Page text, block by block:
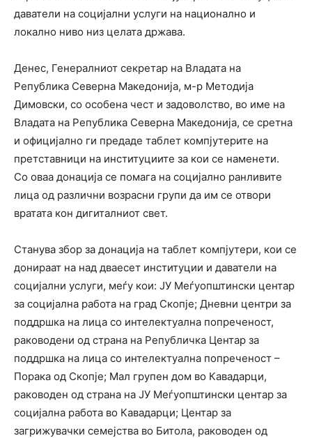
даватели на социјални услуги на национално и
локално ниво низ целата држава.
Денес, Генералниот секретар на Владата на
Република Северна Македонија, м-р Методија
Димовски, со особена чест и задоволство, во име на
Владата на Република Северна Македонија, се сретна
и официјално ги предаде таблет компјутерите на
претставници на институциите за кои се наменети.
Со оваа донација се помага на социјално ранливите
лица од различни возрасни групи да им се отвори
вратата кон дигиталниот свет.
Станува збор за донација на таблет компјутери, кои се
донираат на над дваесет институции и даватели на
социјални услуги, меѓу кои: ЈУ Меѓуопштински центар
за социјална работа на град Скопје; Дневни центри за
поддршка на лица со интелектуална попреченост,
раководени од страна на Републичка Центар за
поддршка на лица со интелектуална попреченост –
Порака од Скопје; Мал групен дом во Кавадарци,
раководен од страна на ЈУ Меѓуопштински центар за
социјална работа во Кавадарци; Центар за
загрижувачки семејства во Битола, раководен од